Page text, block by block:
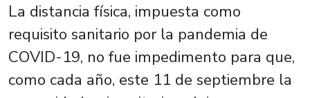
La distancia física, impuesta como
requisito sanitario por la pandemia de
COVID-19, no fue impedimento para que,
como cada año, este 11 de septiembre la